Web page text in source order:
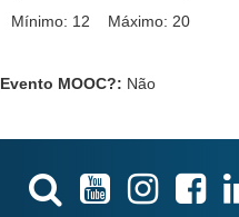
Mínimo: 12 Máximo: 20
Evento MOOC?: Não